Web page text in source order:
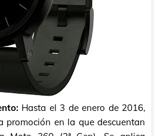
Hasta el 3 de enero de 2016,
promoción en la que descuentan